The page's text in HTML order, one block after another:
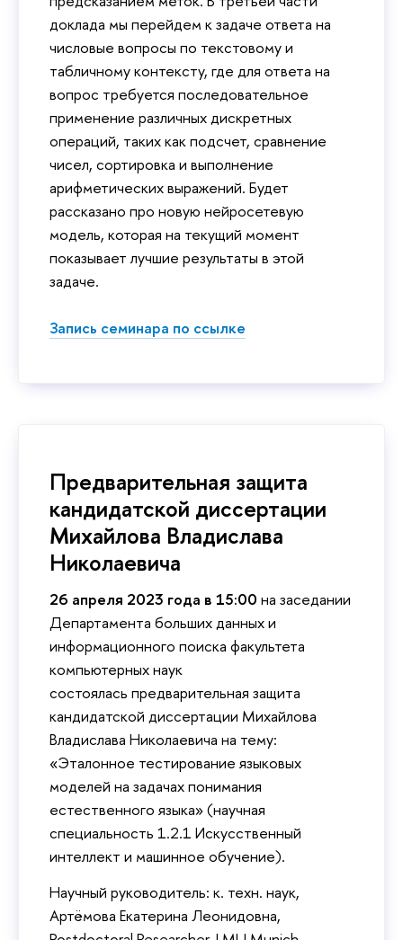
доклада мы перейдем к задаче ответа на
числовые вопросы по текстовому и
табличному контексту, где для ответа на
вопрос требуется последовательное
применение различных дискретных
операций, таких как подсчет, сравнение
чисел, сортировка и выполнение
арифметических выражений. Будет
рассказано про новую нейросетевую
модель, которая на текущий момент
показывает лучшие результаты в этой
задаче.
Запись семинара по ссылке
Предварительная защита
кандидатской диссертации
Михайлова Владислава
Николаевича
26 апреля 2023 года в 15:00 на заседании
Департамента больших данных и
информационного поиска факультета
компьютерных наук
состоялась предварительная защита
кандидатской диссертации Михайлова
Владислава Николаевича на тему:
«Эталонное тестирование языковых
моделей на задачах понимания
естественного языка» (научная
специальность 1.2.1 Искусственный
интеллект и машинное обучение).
Научный руководитель: к. техн. наук,
Артёмова Екатерина Леонидовна,